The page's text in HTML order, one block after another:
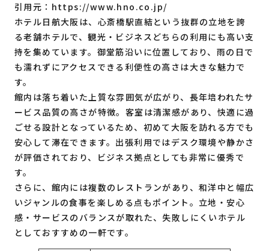
引用元： https://www.hno.co.jp/
ホテル日航大阪は、心斎橋駅直結という抜群の立地を誇
る老舗ホテルで、観光・ビジネスどちらの利用にも高い支
持を集めています。御堂筋沿いに位置しており、雨の日で
も濡れずにアクセスできる利便性の高さは大きな魅力で
す。
館内は落ち着いた上質な雰囲気が広がり、長年培われたサ
ービス品質の高さが特徴。客室は清潔感があり、快適に過
ごせる設計となっているため、初めて大阪を訪れる方でも
安心して滞在できます。出張利用ではデスク環境や静かさ
が評価されており、ビジネス拠点としても非常に優秀で
す。
さらに、館内には複数のレストランがあり、和洋中と幅広
いジャンルの食事を楽しめる点もポイント。立地・安心
感・サービスのバランスが取れた、失敗しにくいホテル
としておすすめの一軒です。